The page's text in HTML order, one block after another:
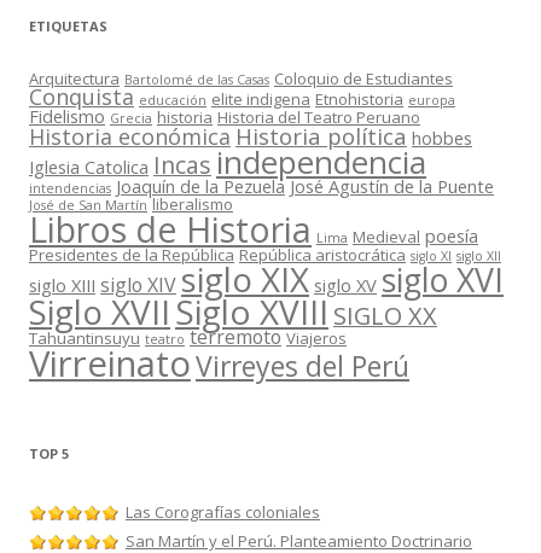
ETIQUETAS
Arquitectura Bartolomé de las Casas Coloquio de Estudiantes
Conquista educación elite indigena Etnohistoria europa
Fidelismo Grecia historia Historia del Teatro Peruano
Historia económica Historia política hobbes
Iglesia Catolica Incasindependencia
intendencias Joaquín de la Pezuela José Agustín de la Puente
José de San Martín liberalismo
Libros de Historia Lima Medieval poesía
Presidentes de la República República aristocrática siglo XI siglo XII
siglo XIII siglo XIV siglo XIX siglo XV siglo XVI
Siglo XVIISiglo XVIIISIGLO XX
Tahuantinsuyu teatro terremoto Viajeros
VirreinatoVirreyes del Perú
TOP 5
Las Corografías coloniales
San Martín y el Perú. Planteamiento Doctrinario